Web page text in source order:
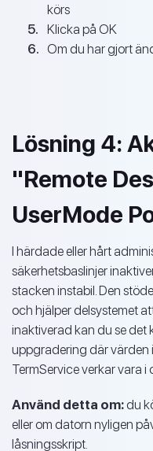
körs
Klicka på OK
Om du har gjort
Lösning 4:
"Remote
UserMode
I härdade eller hårt
säkerhetsbaslinjer
stacken instabil. Den
och hjälper delsystemet
inaktiverad kan du se det
uppgradering där värden
TermService verkar vara i
Använd detta om:du
eller om datorn nyligen
låsningsskript.